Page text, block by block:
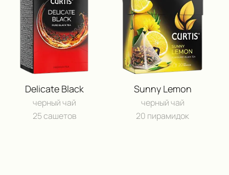
КУПИТЬ В ОНЛАЙН⁠-⁠
Delicate Black
черный чай
25 сашетов
Sunny Lemon
черный чай
20 пирамидок
ПОЛУЧИ ВОЗМОЖНОСТЬ
ПУТЕШЕСТВИЕ
И ДРУГИЕ ЦЕННЫЕ
ОБРАТНАЯ